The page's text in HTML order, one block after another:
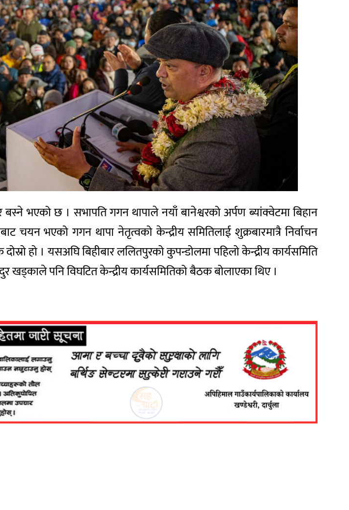
भएको छ । सभापति गगन थापाले नयाँ बानेश्वरको अर्पण ब्यांक्वेटमा बिहान
भएको गगन थापा नेतृत्वको केन्द्रीय समितिलाई शुक्रबारमात्रै निर्वाचन
हो । यसअघि बिहीबार ललितपुरको कुपन्डोलमा पहिलो केन्द्रीय कार्यसमिति
खड्काले पनि विघटित केन्द्रीय कार्यसमितिको बैठक बोलाएका थिए ।